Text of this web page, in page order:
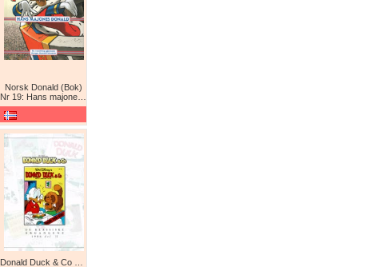
Norsk Donald (Bok)
Nr 19: Hans majones Donald